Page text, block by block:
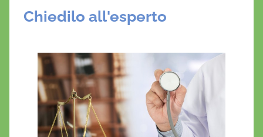
Chiedilo all'esperto